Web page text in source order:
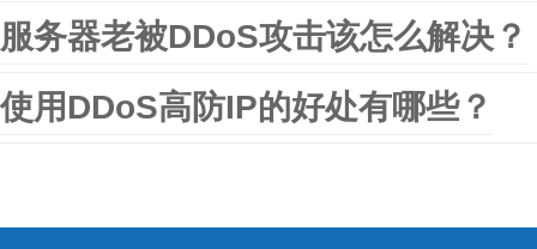
服务器老被DDoS攻击该怎么解决？
使用DDoS高防IP的好处有哪些？